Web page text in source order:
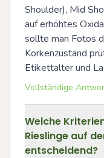
Shoulder), Mid
auf erhöhtes
sollte man Fotos
Korkenzustand
Etikettalter und
Vollständige
Welche
Rieslinge auf
entscheidend?